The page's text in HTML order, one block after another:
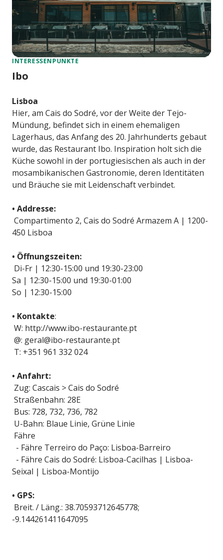
INTERESSENPUNKTE
Ibo
Lisboa
Hier, am Cais do Sodré, vor der Weite der Tejo-
Mündung, befindet sich in einem ehemaligen
Lagerhaus, das Anfang des 20. Jahrhunderts gebaut
wurde, das Restaurant Ibo. Inspiration holt sich die
Küche sowohl in der portugiesischen als auch in der
mosambikanischen Gastronomie, deren Identitäten
und Bräuche sie mit Leidenschaft verbindet.
• Addresse:
Compartimento 2, Cais do Sodré Armazem A | 1200-
450 Lisboa
• Öffnungszeiten:
Di-Fr | 12:30-15:00 und 19:30-23:00
Sa | 12:30-15:00 und 19:30-01:00
So | 12:30-15:00
• Kontakte:
W: http://www.ibo-restaurante.pt
@: geral@ibo-restaurante.pt
T: +351 961 332 024
• Anfahrt:
Zug: Cascais > Cais do Sodré
Straßenbahn: 28E
Bus: 728, 732, 736, 782
U-Bahn: Blaue Linie, Grüne Linie
Fähre
- Fähre Terreiro do Paço: Lisboa-Barreiro
- Fähre Cais do Sodré: Lisboa-Cacilhas | Lisboa-
Seixal | Lisboa-Montijo
• GPS:
Breit. / Läng.: 38.70593712645778;
-9.144261411647095